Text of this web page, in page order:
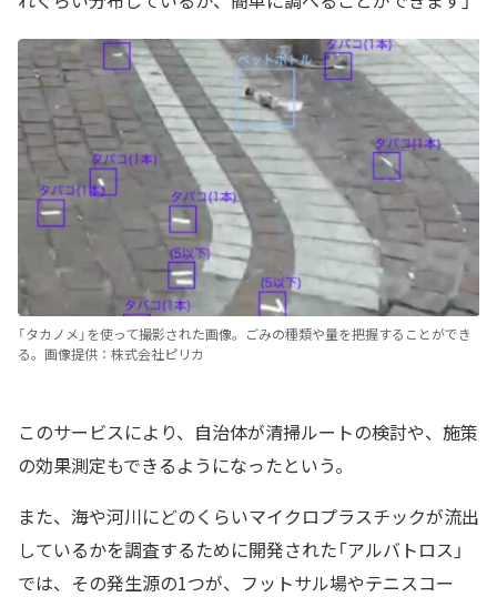
「タカノメ」を使って撮影された画像。ごみの種類や量を把握することができ
る。画像提供：株式会社ピリカ
このサービスにより、自治体が清掃ルートの検討や、施策
の効果測定もできるようになったという。
また、海や河川にどのくらいマイクロプラスチックが流出
しているかを調査するために開発された「アルバトロス」
では、その発生源の1つが、フットサル場やテニスコー